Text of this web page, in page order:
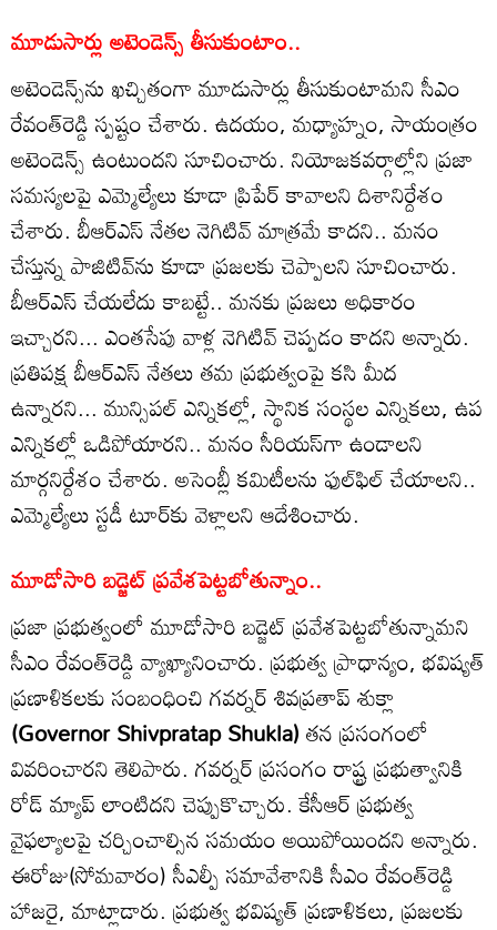
మూడుసార్లు అటెండెన్స్‌ తీసుకుంటాం..
అటెండెన్స్‌ను ఖచ్చితంగా మూడుసార్లు తీసుకుంటామని సీఎం
రేవంత్‌రెడ్డి స్పష్టం చేశారు. ఉదయం, మధ్యాహ్నం, సాయంత్రం
అటెండెన్స్‌ ఉంటుందని సూచించారు. నియోజకవర్గాల్లోని ప్రజా
సమస్యలపై ఎమ్మెల్యేలు కూడా ప్రిపేర్ కావాలని దిశానిర్దేశం
చేశారు. బీఆర్ఎస్ నేతల నెగిటివ్ మాత్రమే కాదని.. మనం
చేస్తున్న పాజిటివ్‌ను కూడా ప్రజలకు చెప్పాలని సూచించారు.
బీఆర్ఎస్ చేయలేదు కాబట్టే.. మనకు ప్రజలు అధికారం
ఇచ్చారని... ఎంతసేపు వాళ్ల నెగిటివ్ చెప్పడం కాదని అన్నారు.
ప్రతిపక్ష బీఆర్ఎస్‌ నేతలు తమ ప్రభుత్వంపై కసి మీద
ఉన్నారని... మున్సిపల్ ఎన్నికల్లో, స్థానిక సంస్థల ఎన్నికలు, ఉప
ఎన్నికల్లో ఒడిపోయారని.. మనం సీరియస్‌గా ఉండాలని
మార్గనిర్దేశం చేశారు. అసెంబ్లీ కమిటీలను ఫుల్‌ఫిల్ చేయాలని..
ఎమ్మెల్యేలు స్టడీ టూర్‌కు వెళ్లాలని ఆదేశించారు.
మూడోసారి బడ్జెట్ ప్రవేశపెట్టబోతున్నాం..
ప్రజా ప్రభుత్వంలో మూడోసారి బడ్జెట్ ప్రవేశపెట్టబోతున్నామని
సీఎం రేవంత్‌రెడ్డి వ్యాఖ్యానించారు. ప్రభుత్వ ప్రాధాన్యం, భవిష్యత్
ప్రణాళికలకు సంబంధించి గవర్నర్ శివప్రతాప్‌ శుక్లా
(Governor Shivpratap Shukla)తన ప్రసంగంలో
వివరించారని తెలిపారు. గవర్నర్ ప్రసంగం రాష్ట్ర ప్రభుత్వానికి
రోడ్ మ్యాప్ లాంటిదని చెప్పుకొచ్చారు. కేసీఆర్ ప్రభుత్వ
వైఫల్యాలపై చర్చించాల్సిన సమయం అయిపోయిందని అన్నారు.
ఈరోజు(సోమవారం) సీఎల్పీ సమావేశానికి సీఎం రేవంత్‌రెడ్డి
హాజరై, మాట్లాడారు. ప్రభుత్వ భవిష్యత్ ప్రణాళికలు, ప్రజలకు